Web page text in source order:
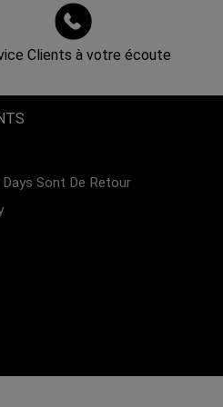
Clients à votre écoute
Sont De Retour